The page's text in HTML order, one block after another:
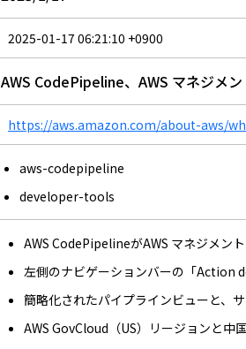
2025-01-17 06:21:10 +0900
AWS CodePipeline、AWS マネジメ
https://aws.amazon.com/about-aws/
aws-codepipeline
developer-tools
AWS CodePipelineがAWS マネジメン
左側のナビゲーションバーの「Action
簡略化されたパイプラインビューと、
AWS GovCloud（US）リージョンと中